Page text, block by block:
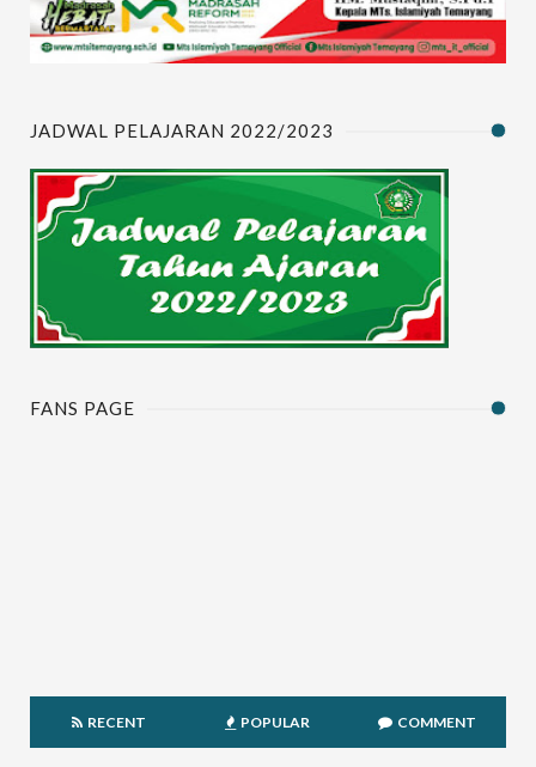
JADWAL PELAJARAN 2022/2023
FANS PAGE
RECENT POPULAR COMMENT